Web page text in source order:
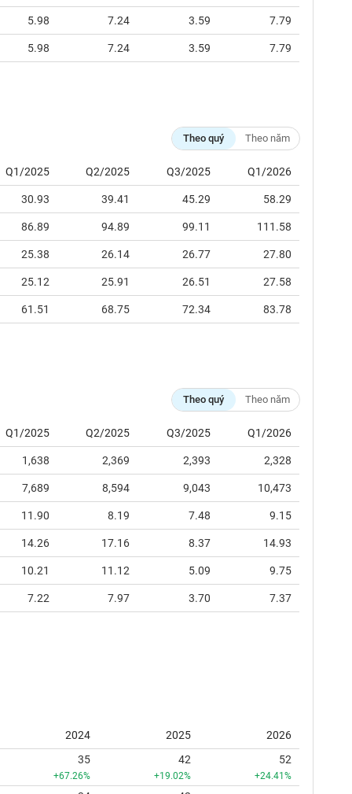
5.98 7.24 3.59 7.79
5.98 7.24 3.59 7.79
Theo quý Theo năm
Q1/2025 Q2/2025 Q3/2025 Q1/2026
30.93 39.41 45.29 58.29
86.89 94.89 99.11 111.58
25.38 26.14 26.77 27.80
25.12 25.91 26.51 27.58
61.51 68.75 72.34 83.78
Theo quý Theo năm
Q1/2025 Q2/2025 Q3/2025 Q1/2026
1,638 2,369 2,393 2,328
7,689 8,594 9,043 10,473
11.90 8.19 7.48 9.15
14.26 17.16 8.37 14.93
10.21 11.12 5.09 9.75
7.22 7.97 3.70 7.37
2024 2025
2026
35
+67.26%
42
+19.02%
52
+24.41%